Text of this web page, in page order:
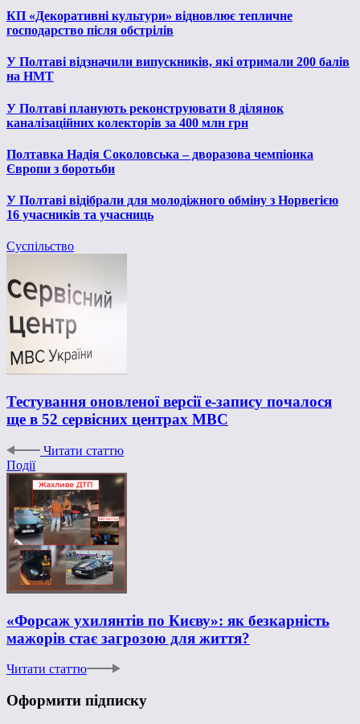
КП «Декоративні культури» відновлює тепличне
господарство після обстрілів
У Полтаві відзначили випускників, які отримали 200 балів
на НМТ
У Полтаві планують реконструювати 8 ділянок
каналізаційних колекторів за 400 млн грн
Полтавка Надія Соколовська – дворазова чемпіонка
Європи з боротьби
У Полтаві відібрали для молодіжного обміну з Норвегією
16 учасників та учасниць
Суспільство
Тестування оновленої версії е-запису почалося
ще в 52 сервісних центрах МВС
Читати статтю
Події
«Форсаж ухилянтів по Києву»: як безкарність
мажорів стає загрозою для життя?
Читати статтю
Оформити підписку